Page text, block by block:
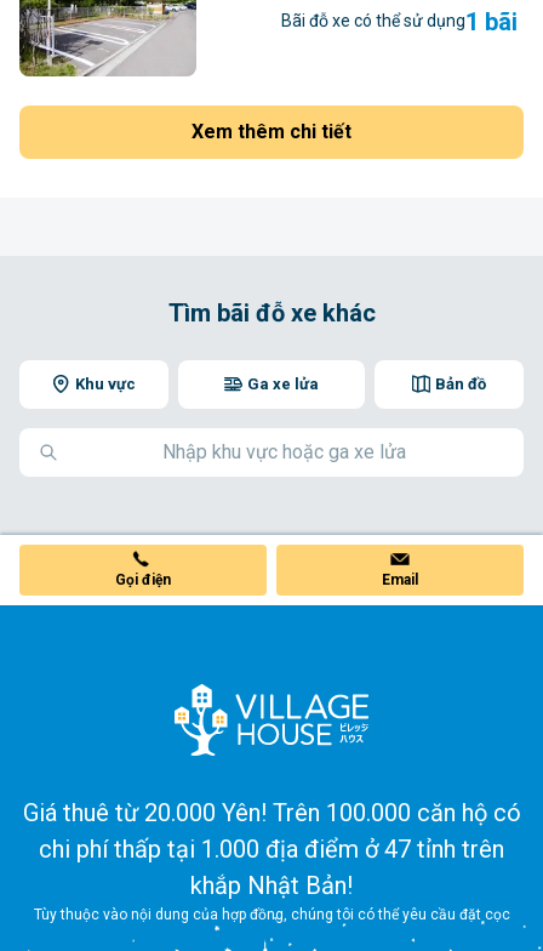
Bãi đỗ xe có thể sử dụng1 bãi
Xem thêm chi tiết
Tìm bãi đỗ xe khác
Khu vực Bản đồ
Ga xe lửa
Gọi điện Email
Giá thuê từ 20.000 Yên! Trên 100.000 căn hộ có
chi phí thấp tại 1.000 địa điểm ở 47 tỉnh trên
khắp Nhật Bản!
Tùy thuộc vào nội dung của hợp đồng, chúng tôi có thể yêu cầu đặt cọc